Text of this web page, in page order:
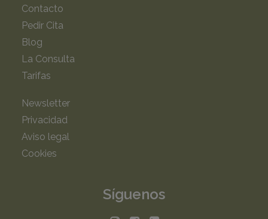
Contacto
Pedir Cita
Blog
La Consulta
Tarifas
Newsletter
Privacidad
Aviso legal
Cookies
Síguenos